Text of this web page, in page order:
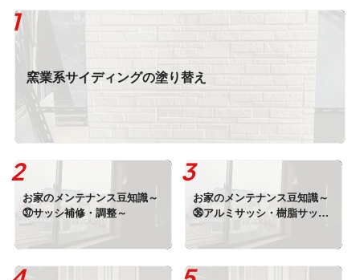
窯業系サイディングの塗り替え
お家のメンテナンス豆知識～
㊲サッシ補修・調整～
お家のメンテナンス豆知識～
㊱アルミサッシ・樹脂サッシ
～